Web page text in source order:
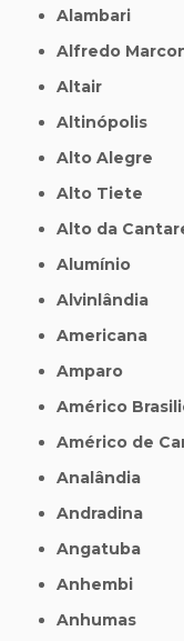
Alambari
Alfredo
Altair
Altinópolis
Alto Alegre
Alto Tiete
Alto da
Alumínio
Alvinlândia
Americana
Amparo
Américo
Américo de
Analândia
Andradina
Angatuba
Anhembi
Anhumas